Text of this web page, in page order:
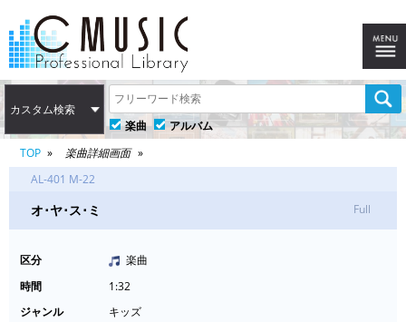
カスタム検索
楽曲
アルバム
TOP
楽曲詳細画面
AL-401 M-22
オ･ヤ･ス･ミ Full
区分
楽曲
時間
1:32
ジャンル
キッズ